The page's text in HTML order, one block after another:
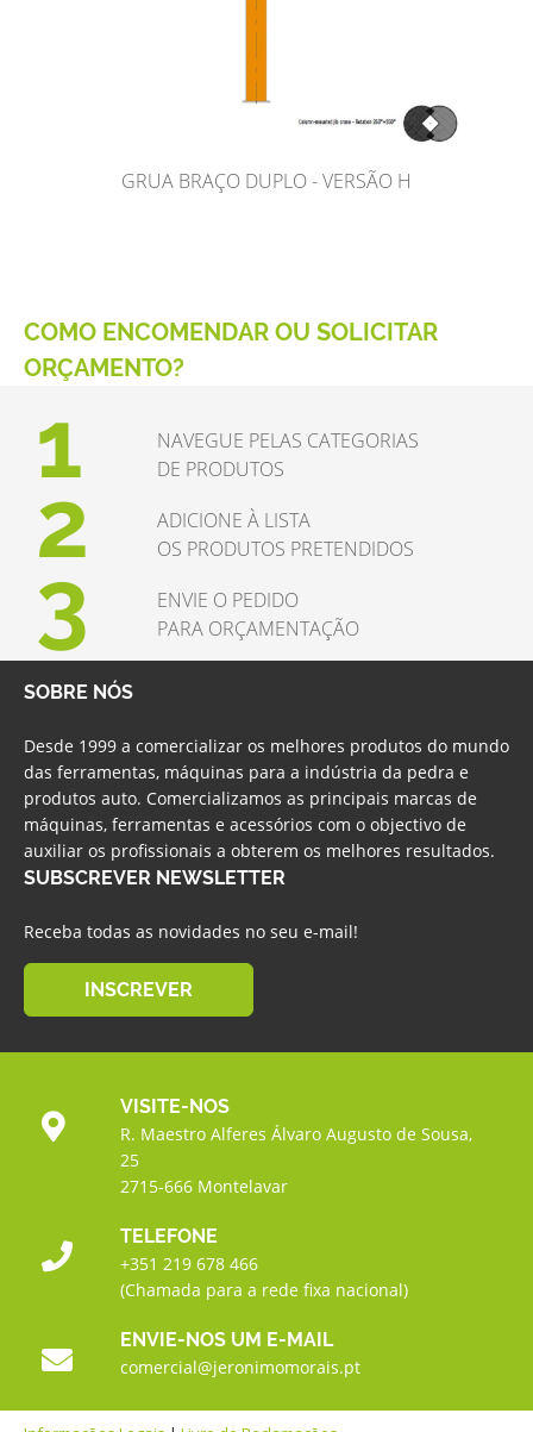
GRUA BRAÇO DUPLO - VERSÃO H
COMO ENCOMENDAR OU SOLICITAR
ORÇAMENTO?
1
NAVEGUE PELAS CATEGORIAS
DE PRODUTOS
2
ADICIONE À LISTA
OS PRODUTOS PRETENDIDOS
3
ENVIE O PEDIDO
PARA ORÇAMENTAÇÃO
SOBRE NÓS
Desde 1999 a comercializar os melhores produtos do mundo
das ferramentas, máquinas para a indústria da pedra e
produtos auto. Comercializamos as principais marcas de
máquinas, ferramentas e acessórios com o objectivo de
auxiliar os profissionais a obterem os melhores resultados.
SUBSCREVER NEWSLETTER
Receba todas as novidades no seu e-mail!
INSCREVER
VISITE-NOS
R. Maestro Alferes Álvaro Augusto de Sousa,
25
2715-666 Montelavar
TELEFONE
+351 219 678 466
(Chamada para a rede fixa nacional)
ENVIE-NOS UM E-MAIL
comercial@jeronimomorais.pt